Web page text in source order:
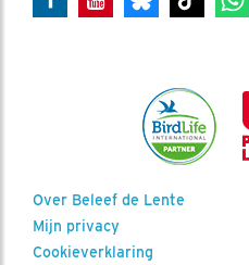
Over Beleef de Lente
Mijn privacy
Cookieverklaring